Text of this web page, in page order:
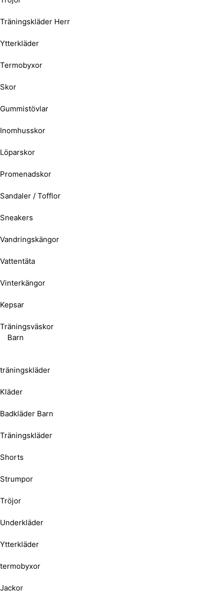
Träningskläder Herr
Ytterkläder
Termobyxor
Skor
Gummistövlar
Inomhusskor
Löparskor
Promenadskor
Sandaler / Tofflor
Sneakers
Vandringskängor
Vattentäta
Vinterkängor
Kepsar
Träningsväskor
Barn
träningskläder
Kläder
Badkläder Barn
Träningskläder
Shorts
Strumpor
Tröjor
Underkläder
Ytterkläder
termobyxor
Jackor